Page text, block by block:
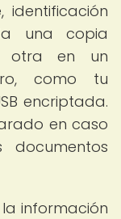
identificación
una copia
otra en un
como tu
encriptada.
en caso
información